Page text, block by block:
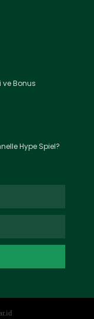
ve Bonus
Hype Spiel?